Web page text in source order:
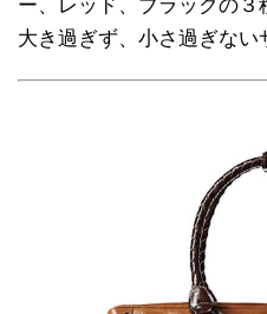
ー、レッド、ブラックの３
大き過ぎず、小さ過ぎない